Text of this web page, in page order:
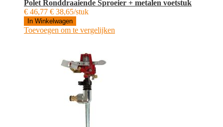
Polet Ronddraaiende Sproeier + metalen voetstuk
€ 46,77 € 38,65/stuk
In Winkelwagen
Toevoegen om te vergelijken